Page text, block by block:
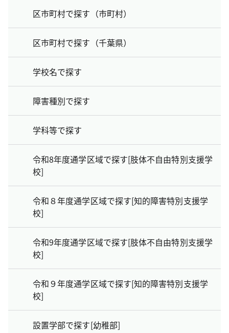
区市町村で探す（市町村）
区市町村で探す（千葉県）
学校名で探す
障害種別で探す
学科等で探す
令和8年度通学区域で探す[肢体不自由特別支援学
校]
令和８年度通学区域で探す[知的障害特別支援学
校]
令和9年度通学区域で探す[肢体不自由特別支援学
校]
令和９年度通学区域で探す[知的障害特別支援学
校]
設置学部で探す[幼稚部]